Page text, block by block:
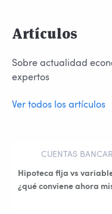
Artículos
Sobre actualidad
expertos
Ver todos los artículos
CUENTAS
Hipoteca fija vs
¿qué conviene ahora